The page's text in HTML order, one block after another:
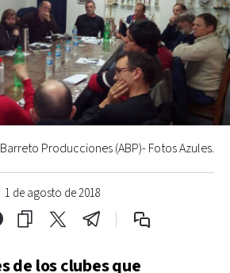
1 de agosto de 2018
Producciones (ABP)- Fotos Azules.
de los clubes que